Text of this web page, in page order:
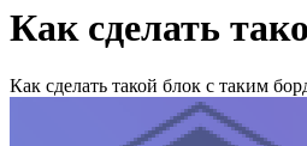
Как сделать
Как сделать такой блок с таким